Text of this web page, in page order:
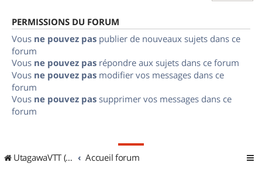
PERMISSIONS DU FORUM
Vous ne pouvez pas publier de nouveaux sujets dans ce
forum
Vous ne pouvez pas répondre aux sujets dans ce forum
Vous ne pouvez pas modifier vos messages dans ce
forum
Vous ne pouvez pas supprimer vos messages dans ce
forum
UtagawaVTT (Randos VTT et VTTAE avec traces GPS) Accueil forum